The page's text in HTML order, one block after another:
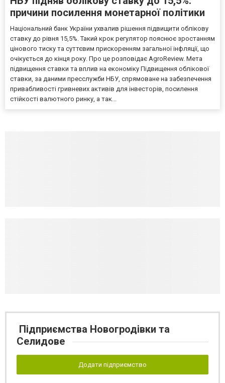
причини посилення монетарної політики
Національний банк України ухвалив рішення підвищити облікову
ставку до рівня 15,5%. Такий крок регулятор пояснює зростанням
цінового тиску та суттєвим прискоренням загальної інфляції, що
очікується до кінця року. Про це розповідає AgroReview. Мета
підвищення ставки та вплив на економіку Підвищення облікової
ставки, за даними пресслужби НБУ, спрямоване на забезпечення
привабливості гривневих активів для інвесторів, посилення
стійкості валютного ринку, а так...
Підприємства Новогродівки та
Селидове
Додати підприємство